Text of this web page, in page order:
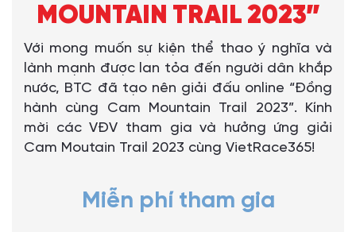
MOUNTAIN TRAIL 2023”
Với mong muốn sự kiện thể thao ý nghĩa và
lành mạnh được lan tỏa đến người dân khắp
nước, BTC đã tạo nên giải đấu online “Đồng
hành cùng Cam Mountain Trail 2023”. Kính
mời các VĐV tham gia và hưởng ứng giải
Cam Moutain Trail 2023 cùng VietRace365!
Miễn phí tham gia